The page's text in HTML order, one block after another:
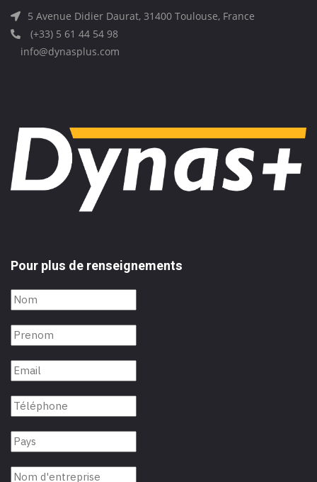
5 Avenue Didier Daurat, 31400 Toulouse, France
(+33) 5 61 44 54 98
info@dynasplus.com
Pour plus de renseignements